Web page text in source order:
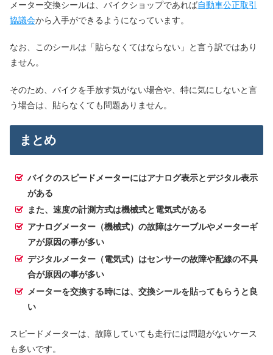
メーター交換シールは、バイクショップであれば自動車公正取引
協議会から入手ができるようになっています。
なお、このシールは「貼らなくてはならない」と言う訳ではあり
ません。
そのため、バイクを手放す気がない場合や、特に気にしないと言
う場合は、貼らなくても問題ありません。
まとめ
バイクのスピードメーターにはアナログ表示とデジタル表示
がある
また、速度の計測方式は機械式と電気式がある
アナログメーター（機械式）の故障はケーブルやメーターギ
アが原因の事が多い
デジタルメーター（電気式）はセンサーの故障や配線の不具
合が原因の事が多い
メーターを交換する時には、交換シールを貼ってもらうと良
い
スピードメーターは、故障していても走行には問題がないケース
も多いです。